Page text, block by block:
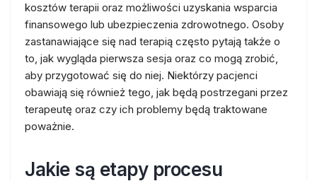
kosztów terapii oraz możliwości uzyskania wsparcia
finansowego lub ubezpieczenia zdrowotnego. Osoby
zastanawiające się nad terapią często pytają także o
to, jak wygląda pierwsza sesja oraz co mogą zrobić,
aby przygotować się do niej. Niektórzy pacjenci
obawiają się również tego, jak będą postrzegani przez
terapeutę oraz czy ich problemy będą traktowane
poważnie.
Jakie są etapy procesu